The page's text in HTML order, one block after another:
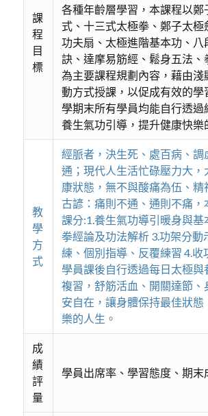
課
程
目
標
各種年齡層學習，本課程以鄭
式、十三式太極拳、鄭子太極
功夫扇、太極進階基本功、八
訣、達摩易筋經、鬆身五法、
為主要課程規劃內容，藉由淺
動方式授課，以促成有效的學
學期末所有學員均能自行透過
養生氣功引導，提升健康快樂
教
學
方
式
經脈者，決生死、處百病、調
通；現代人生活忙碌壓力大，
康狀態，無不與酸痛為伍、精
古諺：痛則不通、通則不痛，
課分:1.養生氣功導引暖身與基
拳經論及功法解析 3.功架分動
練、個別指導、反覆練習 4.收
學員課後自行透過每日太極與
複習，舒筋活血、開關達節、
安自在，讓身體保持最佳狀態
樂的人生。
成
績
評
量
學員出席率、學習態度、期末